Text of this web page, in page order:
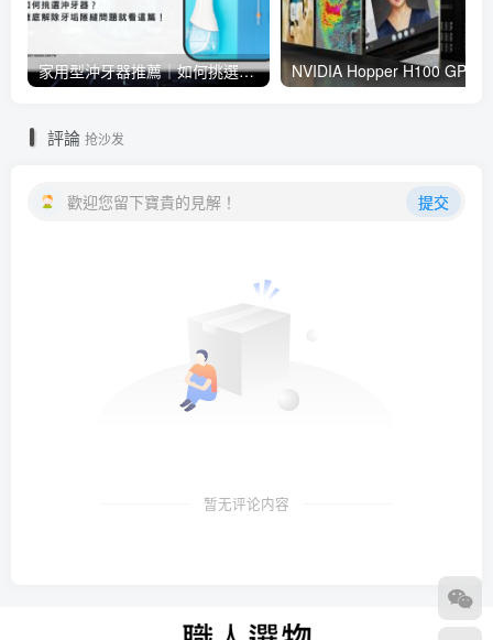
家用型沖牙器推薦｜如何挑選沖牙器？徹底解除牙垢隙縫問題就看這篇！
評論 抢沙发
歡迎您留下寶貴的見解！ 提交
暂无评论内容